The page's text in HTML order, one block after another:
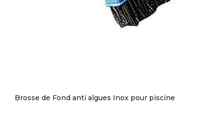
Brosse de Fond anti algues Inox pour piscine